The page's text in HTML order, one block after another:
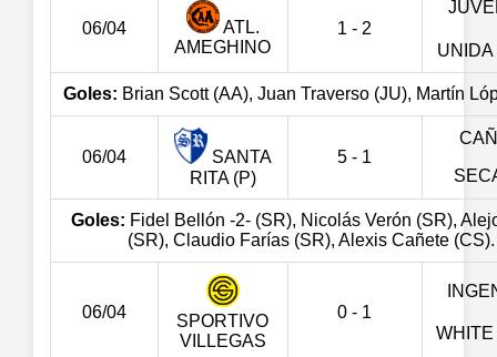
06/04
ATL.
AMEGHINO
1 - 2
Goles: Brian Scott (AA), Juan Traverso (JU), Martín
06/04
SANTA
RITA (P)
5 - 1
Goles: Fidel Bellón -2- (SR), Nicolás Verón (SR),
(SR), Claudio Farías (SR), Alexis Cañete (CS).
06/04
SPORTIVO
VILLEGAS
0 - 1